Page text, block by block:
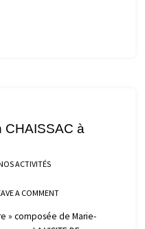
CHAISSAC à
ACTIVITÉS
A COMMENT
» composée de Marie-